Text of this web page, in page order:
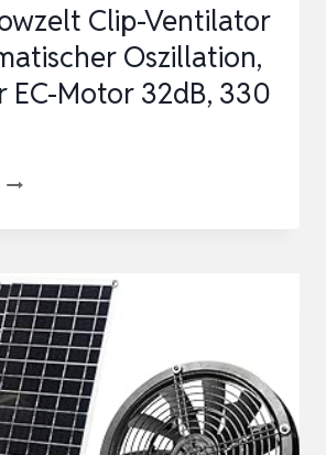
Clip-Ventilator
Oszillation,
EC-Motor 32dB, 330
6-
11W